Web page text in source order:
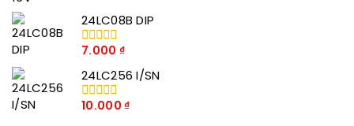
24LC08B DIP
0
số
5
7.000 ₫
24LC256 I/SN
0
10.000₫